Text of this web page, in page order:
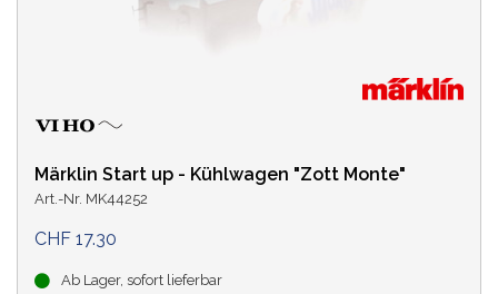
Märklin Start up - Kühlwagen "Zott Monte"
Art.-Nr. MK44252
CHF 17.30
Ab Lager, sofort lieferbar